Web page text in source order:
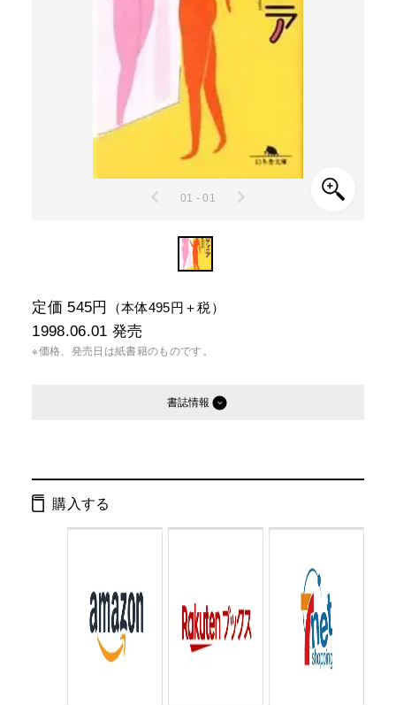
01 - 01
定価 545円 （本体495円＋税）
1998.06.01 発売
※価格、発売日は紙書籍のものです。
書誌情報
ISBN： 9784877286118
判型：
購入する